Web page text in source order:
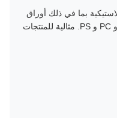
بما في ذلك أوراق
وملفات PP و PE و PVC و PA و PET و PC و PS. مثالية للمنتجات